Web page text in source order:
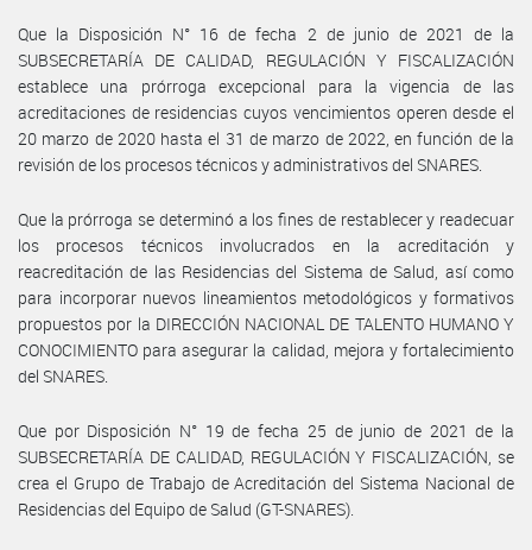
Que la Disposición N° 16 de fecha 2 de junio de 2021 de la
SUBSECRETARÍA DE CALIDAD, REGULACIÓN Y FISCALIZACIÓN
establece una prórroga excepcional para la vigencia de las
acreditaciones de residencias cuyos vencimientos operen desde el
20 marzo de 2020 hasta el 31 de marzo de 2022, en función de la
revisión de los procesos técnicos y administrativos del SNARES.
Que la prórroga se determinó a los fines de restablecer y readecuar
los procesos técnicos involucrados en la acreditación y
reacreditación de las Residencias del Sistema de Salud, así como
para incorporar nuevos lineamientos metodológicos y formativos
propuestos por la DIRECCIÓN NACIONAL DE TALENTO HUMANO Y
CONOCIMIENTO para asegurar la calidad, mejora y fortalecimiento
del SNARES.
Que por Disposición N° 19 de fecha 25 de junio de 2021 de la
SUBSECRETARÍA DE CALIDAD, REGULACIÓN Y FISCALIZACIÓN, se
crea el Grupo de Trabajo de Acreditación del Sistema Nacional de
Residencias del Equipo de Salud (GT-SNARES).